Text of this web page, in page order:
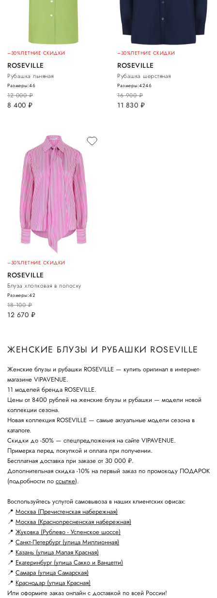
–30%ЛЕТНИЕ СКИДКИ
ROSEVILLE
Рубашка льняная
12 000руб.
8 400 руб.
Размеры:46
–30%ЛЕТНИЕ СКИДКИ
ROSEVILLE
Рубашка шерстяная
16 900руб.
11 830 руб.
Размеры:4246
–30%ЛЕТНИЕ СКИДКИ
ROSEVILLE
Блуза хлопковая в полоску
18 100руб.
12 670 руб.
Размеры:42
ЖЕНСКИЕ БЛУЗЫ И РУБАШКИ ROSEVILLE
Женские блузы и рубашки ROSEVILLE — купить оригинал в интернет-
магазине VIPAVENUE.
11 моделей бренда ROSEVILLE.
Цены от 8400 рублей на женские блузы и рубашки — модели новой
коллекции сезона.
Новая коллекция ROSEVILLE — самые актуальные модели сезона в
каталоге.
Скидки до -50% — спецпредложения на сайте VIPAVENUE.
Примерка перед покупкой и оплата при получении.
Бесплатная доставка при заказе от 30 000 ₽.
Дополнительная скидка -10% на первый заказ по промокоду ПОДАРОК
(подробности по ссылке).
Воспользуйтесь услугой самовывоза в наших клиентских офисах:
📍 Москва (Пречистенская набережная)
📍 Москва (Краснопресненская набережная)
📍 Жуковка (Рублево - Успенское шоссе)
📍 Санкт-Петербург (улица Миллионная)
📍 Казань (улица Малая Красная)
📍 Екатеринбург (улица Сакко и Ванцетти)
📍 Самара (улица Самарская)
📍 Краснодар (улица Красная)
Или оформите заказ онлайн с доставкой по всей России!